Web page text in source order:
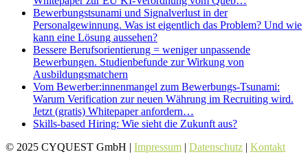
Bewerbungstsunami und Signalverlust in der
Personalgewinnung. Was ist eigentlich das Problem? Und wie
kann eine Lösung aussehen?
Bessere Berufsorientierung = weniger unpassende
Bewerbungen. Studienbefunde zur Wirkung von
Ausbildungsmatchern
Vom Bewerber:innenmangel zum Bewerbungs-Tsunami:
Warum Verification zur neuen Währung im Recruiting wird.
Jetzt (gratis) Whitepaper anfordern…
Skills-based Hiring: Wie sieht die Zukunft aus?
© 2025 CYQUEST GmbH | Impressum | Datenschutz | Kontakt